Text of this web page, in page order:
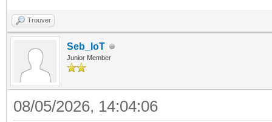
Trouver
Seb_IoT
Junior Member
08/05/2026, 14:04:06